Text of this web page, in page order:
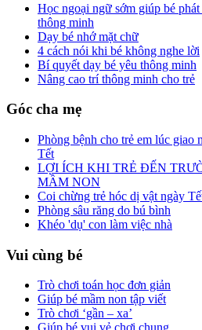
Học ngoại ngữ sớm giúp bé
thông minh
Dạy bé nhớ mặt chữ
4 cách nói khi bé không nghe lời
Bí quyết dạy bé yêu thông minh
Nâng cao trí thông minh cho trẻ
Góc cha mẹ
Phòng bệnh cho trẻ em lúc giao
Tết
LỢI ÍCH KHI TRẺ ĐẾN
MẦM NON
Coi chừng trẻ hóc dị vật ngày
Phòng sâu răng do bú bình
Khéo 'dụ' con làm việc nhà
Vui cùng bé
Trò chơi toán học đơn giản
Giúp bé mầm non tập viết
Trò chơi ‘gần – xa’